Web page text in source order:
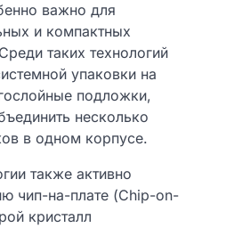
важно для
и компактных
таких технологий
упаковки на
подложки,
несколько
в одном корпусе.
также активно
чип-на-плате (Chip-on-
кристалл